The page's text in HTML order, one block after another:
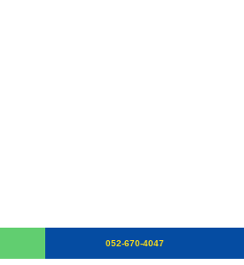
052-670-4047